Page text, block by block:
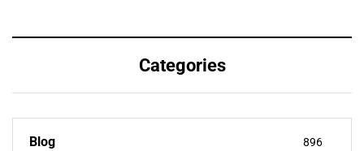
Categories
Blog 896